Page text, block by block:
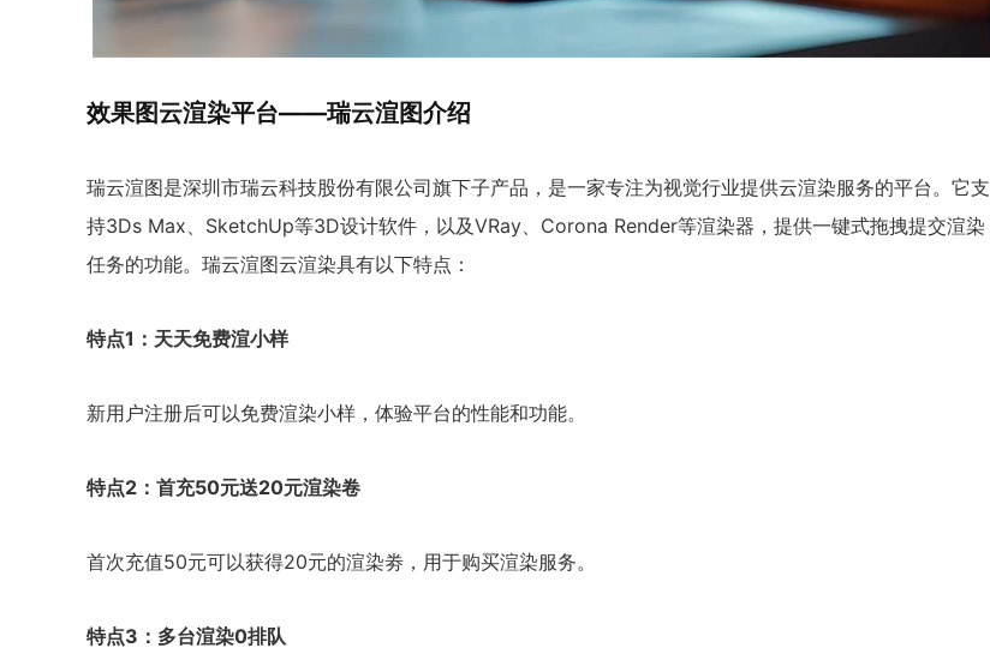
效果图云渲染平台——瑞云渲图介绍
瑞云渲图是深圳市瑞云科技股份有限公司旗下子产品，是一家专注为视觉行业提供云渲染服务的平台。它支
持3Ds Max、SketchUp等3D设计软件，以及VRay、Corona Render等渲染器，提供一键式拖拽提交渲染
任务的功能。瑞云渲图云渲染具有以下特点：
特点1：天天免费渲小样
新用户注册后可以免费渲染小样，体验平台的性能和功能。
特点2：首充50元送20元渲染卷
首次充值50元可以获得20元的渲染劵，用于购买渲染服务。
特点3：多台渲染0排队